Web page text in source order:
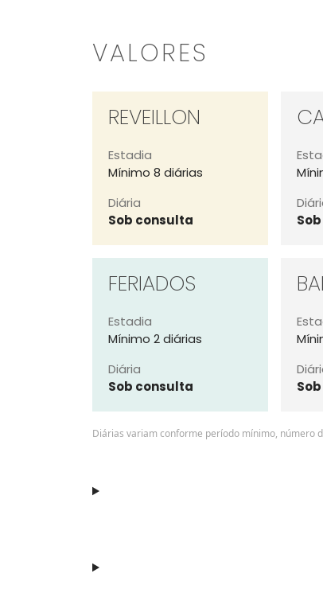
VALORES
REVEILLON
Estadia
Mínimo 8 diárias
Diária
Sob consulta
FERIADOS
Estadia
Mínimo 2 diárias
Diária
Sob consulta
Diárias variam conforme período mínimo, número